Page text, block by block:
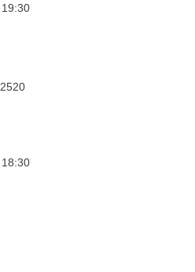
19:30
18:30